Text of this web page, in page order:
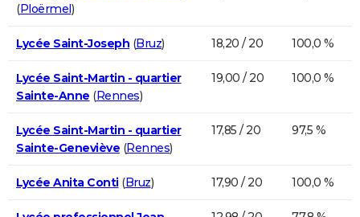
(Ploërmel)
Lycée Saint-Joseph (Bruz) 18,20 / 20 100,0 %
Lycée Saint-Martin - quartier
Sainte-Anne (Rennes)
19,00 / 20 100,0 %
Lycée Saint-Martin - quartier
Sainte-Geneviève (Rennes)
17,85 / 20 97,5 %
Lycée Anita Conti(Bruz) 17,90 / 20 100,0 %